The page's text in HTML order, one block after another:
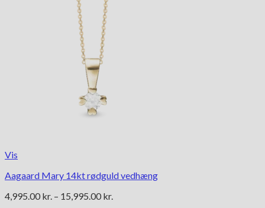
Vis
Aagaard Mary 14kt rødguld vedhæng
4,995.00 kr. – 15,995.00 kr.